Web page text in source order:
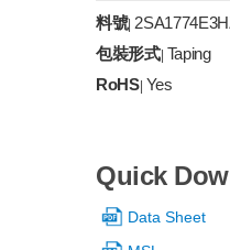
料號|
包裝形式| Taping
RoHS| Yes
Quick
Data Sheet